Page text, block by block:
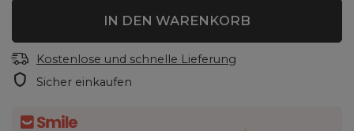
IN DEN WARENKORB
Kostenlose und schnelle Lieferung
Sicher einkaufen